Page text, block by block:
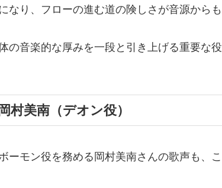
なり、フローの進む道の険しさが音源からも
の音楽的な厚みを一段と引き上げる重要な役
美南（デオン役）
ーモン役を務める岡村美南さんの歌声も、こ